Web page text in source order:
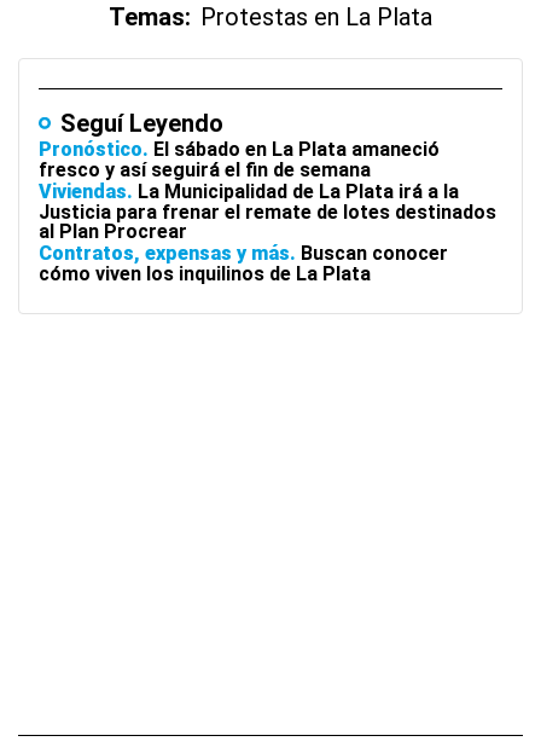
Temas: Protestas en La Plata
Seguí Leyendo
Pronóstico El sábado en La Plata amaneció
fresco y así seguirá el fin de semana
Viviendas La Municipalidad de La Plata irá a la
Justicia para frenar el remate de lotes destinados
al Plan Procrear
Contratos, expensas y más Buscan conocer
cómo viven los inquilinos de La Plata